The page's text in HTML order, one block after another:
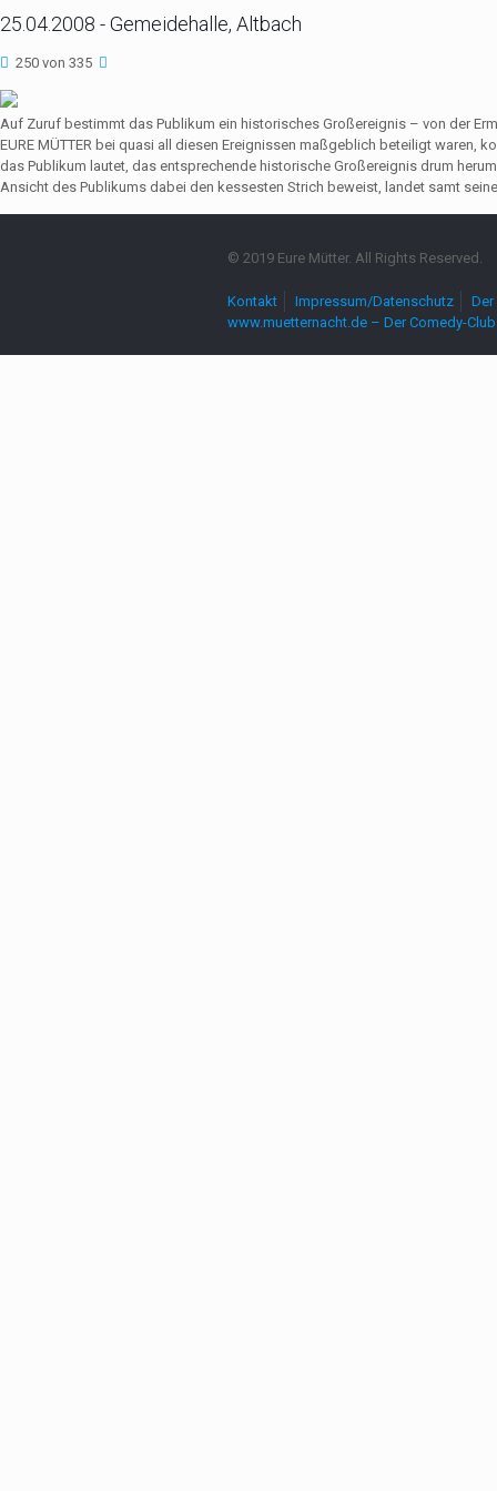
25.04.2008 - Gemeidehalle, Altbach
250 von 335
Auf Zuruf bestimmt das Publikum ein historisches Großereignis – von der
EURE MÜTTER bei quasi all diesen Ereignissen maßgeblich beteiligt waren,
das Publikum lautet, das entsprechende historische Großereignis drum
Ansicht des Publikums dabei den kessesten Strich beweist, landet samt
© 2019 Eure Mütter. All Rights Reserved.
Kontakt Impressum/Datenschutz
www.muetternacht.de – Der Comedy-Club